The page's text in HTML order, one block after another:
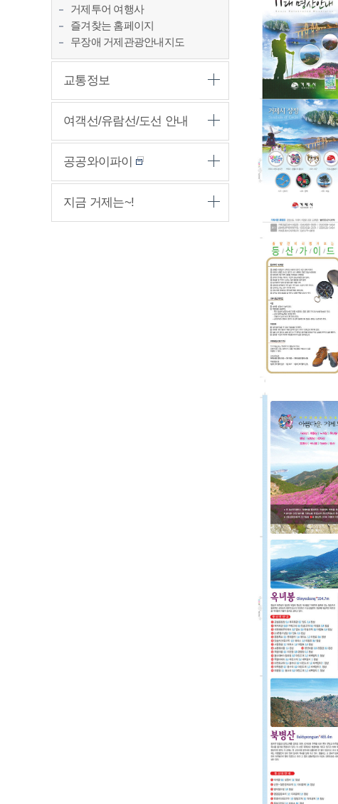
거제투어 여행사
즐겨찾는 홈페이지
무장애 거제관광안내지도
교통정보
여객선/유람선/도선 안내
공공와이파이
지금 거제는~!